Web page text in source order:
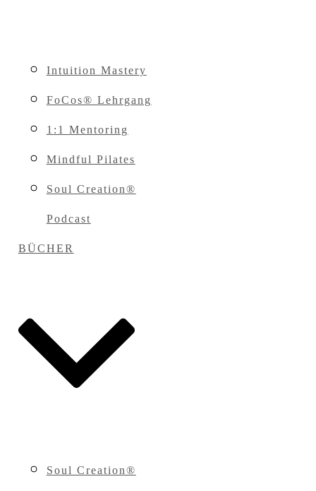
Intuition Mastery
FoCos® Lehrgang
1:1 Mentoring
Mindful Pilates
Soul Creation®
Podcast
BÜCHER
Soul Creation®